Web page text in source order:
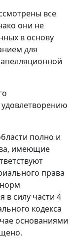
все
они не
в основу
для
полно и
имеющие
права
в силу части 4
кодекса
основаниями